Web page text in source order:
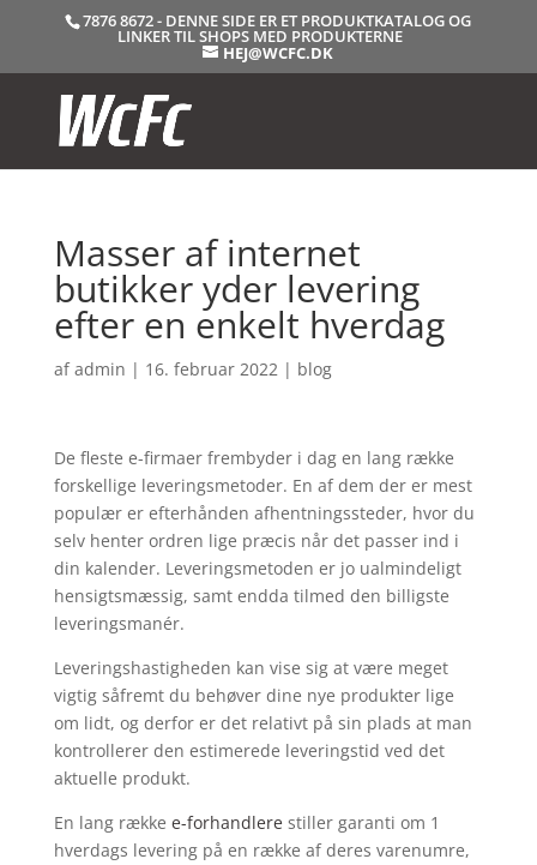
7876 8672 - DENNE SIDE ER ET PRODUKTKATALOG OG
LINKER TIL SHOPS MED PRODUKTERNE
HEJ@WCFC.DK
Masser af internet
butikker yder levering
efter en enkelt hverdag
afadmin | 16. februar 2022| blog
De fleste e-firmaer frembyder i dag en lang række
forskellige leveringsmetoder. En af dem der er mest
populær er efterhånden afhentningssteder, hvor du
selv henter ordren lige præcis når det passer ind i
din kalender. Leveringsmetoden er jo ualmindeligt
hensigtsmæssig, samt endda tilmed den billigste
leveringsmanér.
Leveringshastigheden kan vise sig at være meget
vigtig såfremt du behøver dine nye produkter lige
om lidt, og derfor er det relativt på sin plads at man
kontrollerer den estimerede leveringstid ved det
aktuelle produkt.
En lang række e-forhandlerestiller garanti om 1
hverdags levering på en række af deres varenumre,